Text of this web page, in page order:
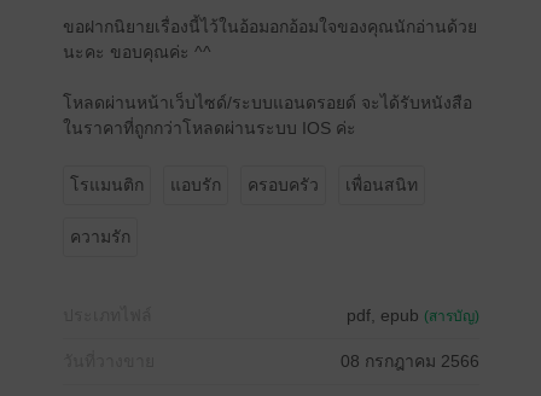
ขอฝากนิยายเรื่องนี้ไว้ในอ้อมอกอ้อมใจของคุณนักอ่านด้วย
นะคะ ขอบคุณค่ะ ^^
โหลดผ่านหน้าเว็บไซด์/ระบบแอนดรอยด์ จะได้รับหนังสือ
ในราคาที่ถูกกว่าโหลดผ่านระบบ IOS ค่ะ
โรแมนติก แอบรัก ครอบครัว เพื่อนสนิท
ความรัก
pdf, epub (สารบัญ)
08 กรกฎาคม 2566